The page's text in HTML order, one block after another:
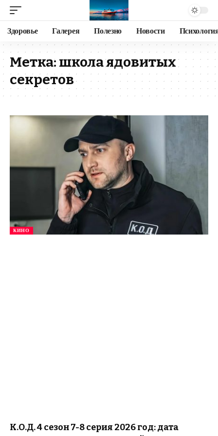
Здоровье Галерея Полезно Новости
Метка: школа ядовитых
секретов
КИНО
К.О.Д. 4 сезон 7-8 серия 2026 год: дата